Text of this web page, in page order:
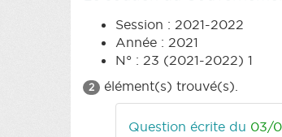
Session : 2021-2022
Année : 2021
N° : 23 (2021-2022) 1
2 élément(s) trouvé(s).
Question écrite du 03/